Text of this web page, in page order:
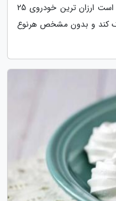
جایگزینی برای پراید معرفی نشده، قرار است ارزان ترین خودروی 25
ترک کند و بدون مشخص هرنوع